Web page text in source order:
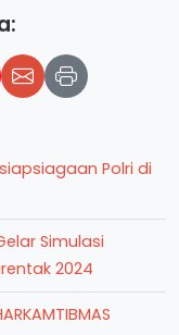
Polri di
Simulasi
2024